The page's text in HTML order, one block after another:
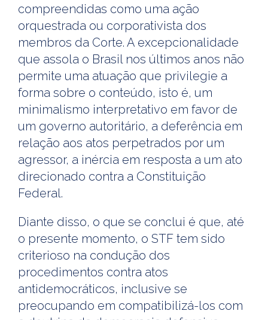
compreendidas como uma ação
orquestrada ou corporativista dos
membros da Corte. A excepcionalidade
que assola o Brasil nos últimos anos não
permite uma atuação que privilegie a
forma sobre o conteúdo, isto é, um
minimalismo interpretativo em favor de
um governo autoritário, a deferência em
relação aos atos perpetrados por um
agressor, a inércia em resposta a um ato
direcionado contra a Constituição
Federal.
Diante disso, o que se conclui é que, até
o presente momento, o STF tem sido
criterioso na condução dos
procedimentos contra atos
antidemocráticos, inclusive se
preocupando em compatibilizá-los com